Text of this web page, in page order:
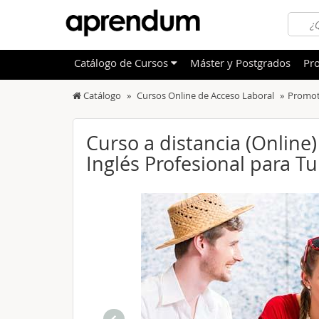
OFERTAS DESTACADAS
CURSOS MÁS VALORADOS
Otras
Catálogo Cursos Online de Acceso Laboral
Curso a distancia
Inglés Profesional para
Catálogo de Cursos Máster y Postgrados